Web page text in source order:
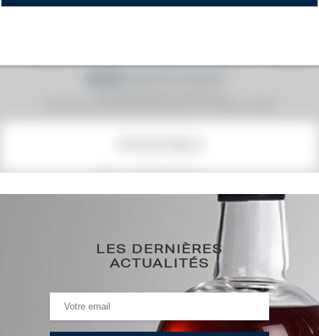
2 030€
(plus haut annuel)
0€ (plus bas annuel)
HISTORIQUE DES ADJUDICATIONS
LES DERNIÈRES
ACTUALITÉS